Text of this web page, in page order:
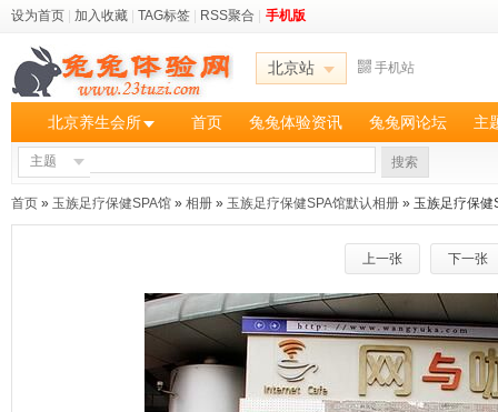
设为首页 加入收藏 TAG标签 RSS聚合 手机版
北京站 手机站
北京养生会所 首页 兔兔体验资讯 兔兔网论坛 主
主题 搜索
首页 » 玉族足疗保健SPA馆 » 相册 » 玉族足疗保健SPA馆默认相册 » 玉族足疗保健
上一张 下一张